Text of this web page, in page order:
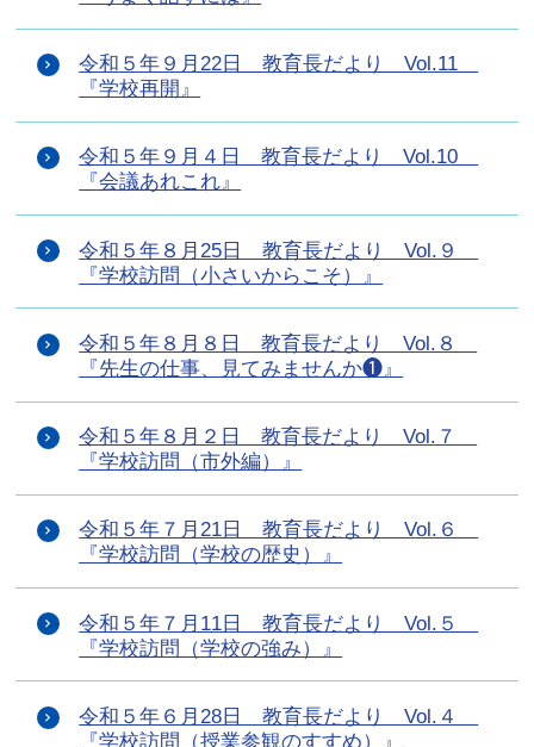
令和５年９月22日 教育長だより Vol.11
『学校再開』
令和５年９月４日 教育長だより Vol.10
『会議あれこれ』
令和５年８月25日 教育長だより Vol.９
『学校訪問（小さいからこそ）』
令和５年８月８日 教育長だより Vol.８
『先生の仕事、見てみませんか❶』
令和５年８月２日 教育長だより Vol.７
『学校訪問（市外編）』
令和５年７月21日 教育長だより Vol.６
『学校訪問（学校の歴史）』
令和５年７月11日 教育長だより Vol.５
『学校訪問（学校の強み）』
令和５年６月28日 教育長だより Vol.４
『学校訪問（授業参観のすすめ）』